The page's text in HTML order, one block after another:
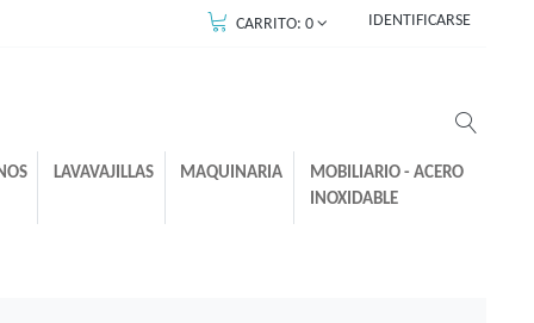
CARRITO:0 IDENTIFICARSE
LAVAVAJILLAS MAQUINARIA
MOBILIARIO - ACERO
INOXIDABLE